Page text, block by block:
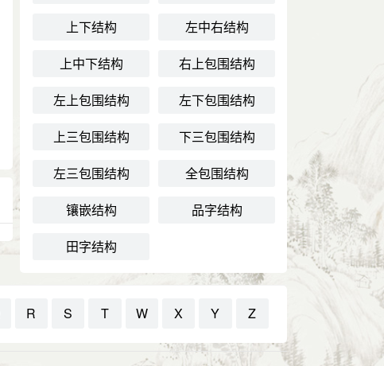
上下结构
左中右结构
上中下结构
右上包围结构
左上包围结构
左下包围结构
上三包围结构
下三包围结构
左三包围结构
全包围结构
镶嵌结构
品字结构
田字结构
R S T W X Y Z